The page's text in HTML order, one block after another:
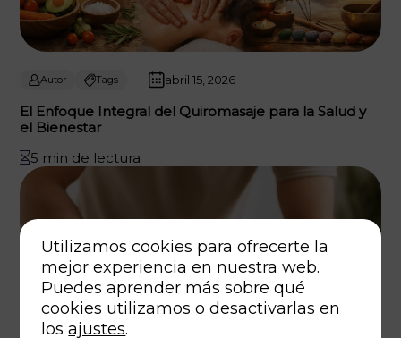
Autor Tags abril 15, 2026
El Enfoque Integral del Quiromasaje para la Salud y
el Bienestar
5 min de lectura
Utilizamos cookies para ofrecerte la
mejor experiencia en nuestra web.
Puedes aprender más sobre qué
cookies utilizamos o desactivarlas en
losajustes.